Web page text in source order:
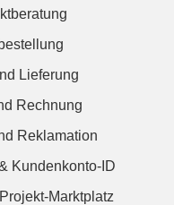
Lieferung
Rechnung
Reklamation
Kundenkonto-ID
Marktplatz